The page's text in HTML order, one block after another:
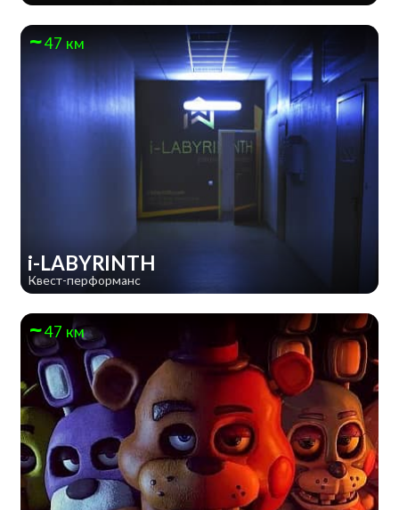
47 км
i-LABYRINTH
Квест-перформанс
47 км